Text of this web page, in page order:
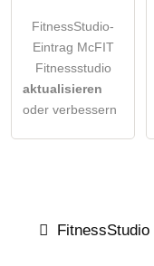
FitnessStudio-
Eintrag McFIT
Fitnessstudio
aktualisieren
oder verbessern
FitnessStudio